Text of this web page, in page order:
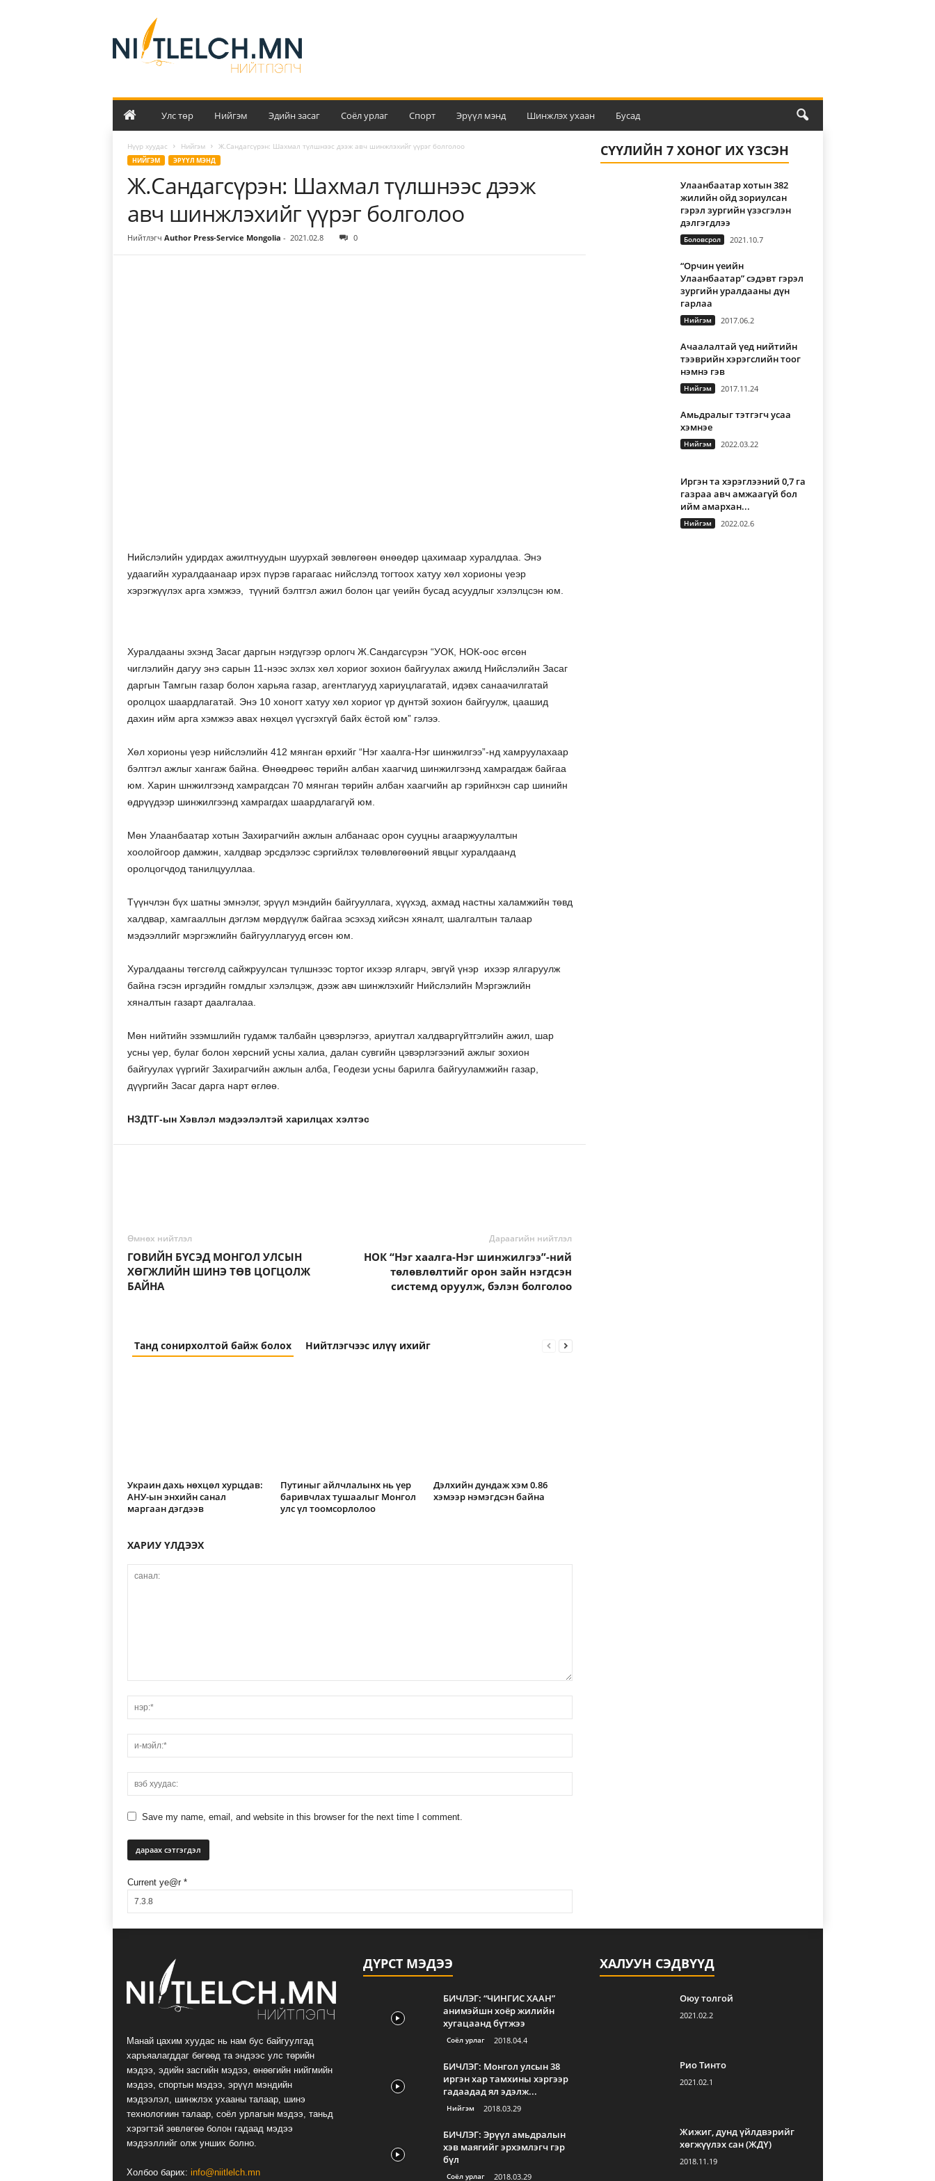
й
т
л
Улс төр Нийгэм Эдийн засаг Соёл урлаг Спорт Эрүүл мэнд Шинжлэх ухаан Бусад
Нүүр хуудас Нийгэм Ж.Сандагсүрэн: Шахмал түлшнээс дээж авч шинжлэхийг үүрэг болголоо
НИЙГЭМ ЭРҮҮЛ МЭНД
Ж.Сандагсүрэн: Шахмал түлшнээс дээж
авч шинжлэхийг үүрэг болголоо
Нийтлэгч Author Press-Service Mongolia - 2021.02.8 0
Нийслэлийн удирдах ажилтнуудын шуурхай зөвлөгөөн өнөөдөр цахимаар хуралдлаа. Энэ
удаагийн хуралдаанаар ирэх пүрэв гарагаас нийслэлд тогтоох хатуу хөл хорионы үеэр
хэрэгжүүлэх арга хэмжээ, түүний бэлтгэл ажил болон цаг үеийн бусад асуудлыг хэлэлцсэн юм.
Хуралдааны эхэнд Засаг даргын нэгдүгээр орлогч Ж.Сандагсүрэн “УОК, НОК-оос өгсөн
чиглэлийн дагуу энэ сарын 11-нээс эхлэх хөл хориог зохион байгуулах ажилд Нийслэлийн Засаг
даргын Тамгын газар болон харьяа газар, агентлагууд хариуцлагатай, идэвх санаачилгатай
оролцох шаардлагатай. Энэ 10 хоногт хатуу хөл хориог үр дүнтэй зохион байгуулж, цаашид
дахин ийм арга хэмжээ авах нөхцөл үүсгэхгүй байх ёстой юм” гэлээ.
Хөл хорионы үеэр нийслэлийн 412 мянган өрхийг “Нэг хаалга-Нэг шинжилгээ”-нд хамруулахаар
бэлтгэл ажлыг хангаж байна. Өнөөдрөөс төрийн албан хаагчид шинжилгээнд хамрагдаж байгаа
юм. Харин шнжилгээнд хамрагдсан 70 мянган төрийн албан хаагчийн ар гэрийнхэн сар шинийн
өдрүүдээр шинжилгээнд хамрагдах шаардлагагүй юм.
Мөн Улаанбаатар хотын Захирагчийн ажлын албанаас орон сууцны агааржуулалтын
хоолойгоор дамжин, халдвар эрсдэлээс сэргийлэх төлөвлөгөөний явцыг хуралдаанд
оролцогчдод танилцууллаа.
Түүнчлэн бүх шатны эмнэлэг, эрүүл мэндийн байгууллага, хүүхэд, ахмад настны халамжийн төвд
халдвар, хамгааллын дэглэм мөрдүүлж байгаа эсэхэд хийсэн хяналт, шалгалтын талаар
мэдээллийг мэргэжлийн байгууллагууд өгсөн юм.
Хуралдааны төгсгөлд сайжруулсан түлшнээс тортог ихээр ялгарч, эвгүй үнэр ихээр ялгаруулж
байна гэсэн иргэдийн гомдлыг хэлэлцэж, дээж авч шинжлэхийг Нийслэлийн Мэргэжлийн
хяналтын газарт даалгалаа.
Мөн нийтийн эзэмшлийн гудамж талбайн цэвэрлэгээ, ариутгал халдваргүйтгэлийн ажил, шар
усны үер, булаг болон хөрсний усны халиа, далан сувгийн цэвэрлэгээний ажлыг зохион
байгуулах үүргийг Захирагчийн ажлын алба, Геодези усны барилга байгууламжийн газар,
дүүргийн Засаг дарга нарт өглөө.
НЗДТГ-ын Хэвлэл мэдээлэлтэй харилцах хэлтэс
Өмнөх нийтлэл
ГОВИЙН БҮСЭД МОНГОЛ УЛСЫН
ХӨГЖЛИЙН ШИНЭ ТӨВ ЦОГЦОЛЖ
БАЙНА
Дараагийн нийтлэл
НОК “Нэг хаалга-Нэг шинжилгээ”-ний
төлөвлөлтийг орон зайн нэгдсэн
системд оруулж, бэлэн болголоо
Танд сонирхолтой байж болох Нийтлэгчээс илүү ихийг
Украин дахь нөхцөл хурцдав:
АНУ-ын энхийн санал
маргаан дэгдээв
Путиныг айлчлалынх нь үер
баривчлах тушаалыг Монгол
улс үл тоомсорлолоо
Дэлхийн дундаж хэм 0.86
хэмээр нэмэгдсэн байна
ХАРИУ ҮЛДЭЭХ
Save my name, email, and website in this browser for the next time I comment.
Current ye@r *
СҮҮЛИЙН 7 ХОНОГ ИХ ҮЗСЭН
Улаанбаатар хотын 382
жилийн ойд зориулсан
гэрэл зургийн үзэсгэлэн
дэлгэгдлээ
Боловсрол 2021.10.7
“Орчин үеийн
Улаанбаатар” сэдэвт гэрэл
зургийн уралдааны дүн
гарлаа
Нийгэм 2017.06.2
Ачаалалтай үед нийтийн
тээврийн хэрэгслийн тоог
нэмнэ гэв
Нийгэм 2017.11.24
Амьдралыг тэтгэгч усаа
хэмнэе
Нийгэм 2022.03.22
Иргэн та хэрэглээний 0,7 га
газраа авч амжаагүй бол
ийм амархан...
Нийгэм 2022.02.6
Манай цахим хуудас нь нам бус байгуулгад
харъяалагддаг бөгөөд та эндээс улс төрийн
мэдээ, эдийн засгийн мэдээ, өнөөгийн нийгмийн
мэдээ, спортын мэдээ, эрүүл мэндийн
мэдээлэл, шинжлэх ухааны талаар, шинэ
технологиин талаар, соёл урлагын мэдээ, таньд
хэрэгтэй зөвлөгөө болон гадаад мэдээ
мэдээллийг олж унших болно.
Холбоо барих: info@niitlelch.mn
ДҮРСТ МЭДЭЭ
БИЧЛЭГ: “ЧИНГИС ХААН”
анимэйшн хоёр жилийн
хугацаанд бүтжээ
Соёл урлаг 2018.04.4
БИЧЛЭГ: Монгол улсын 38
иргэн хар тамхины хэргээр
гадаадад ял эдэлж...
Нийгэм 2018.03.29
БИЧЛЭГ: Эрүүл амьдралын
хэв маягийг эрхэмлэгч гэр
бүл
Соёл урлаг 2018.03.29
ХАЛУУН СЭДВҮҮД
Оюу толгой
2021.02.2
Рио Тинто
2021.02.1
Жижиг, дунд үйлдвэрийг
хөгжүүлэх сан (ЖДҮ)
2018.11.19